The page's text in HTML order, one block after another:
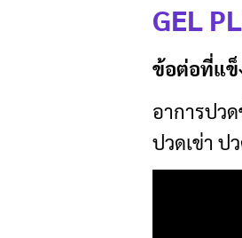
GEL
ข้อต่อที่แข็
อาการปว
ปวดเข่า ป